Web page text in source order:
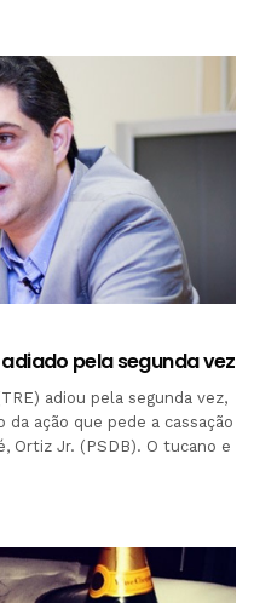
pela segunda vez
adiou pela segunda vez,
ação que pede a cassação
Ortiz Jr. (PSDB). O tucano e